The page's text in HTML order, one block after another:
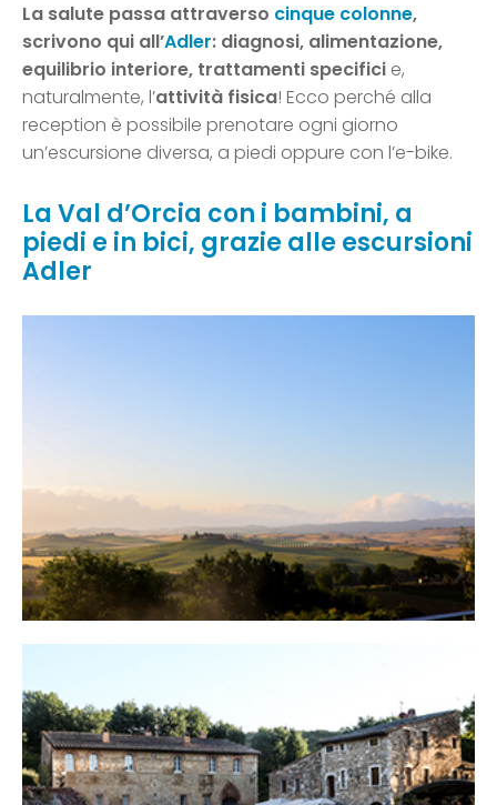
La salute passa attraverso cinque colonne,
scrivono qui all’Adler: diagnosi, alimentazione,
equilibrio interiore, trattamenti specifici e,
naturalmente, l’attività fisica! Ecco perché alla
reception è possibile prenotare ogni giorno
un’escursione diversa, a piedi oppure con l’e-bike.
La Val d’Orcia con i bambini, a
piedi e in bici, grazie alle escursioni
Adler